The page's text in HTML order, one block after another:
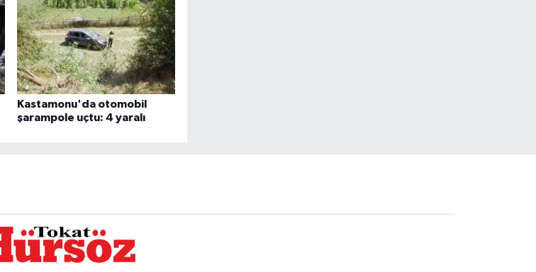
Kastamonu'da otomobil
şarampole uçtu: 4 yaralı